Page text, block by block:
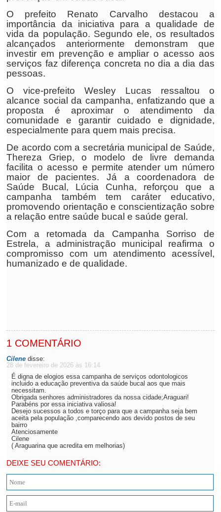
O prefeito Renato Carvalho destacou a
importância da iniciativa para a qualidade de
vida da população. Segundo ele, os resultados
alcançados anteriormente demonstram que
investir em prevenção e ampliar o acesso aos
serviços faz diferença concreta no dia a dia das
pessoas.
O vice-prefeito Wesley Lucas ressaltou o
alcance social da campanha, enfatizando que a
proposta é aproximar o atendimento da
comunidade e garantir cuidado e dignidade,
especialmente para quem mais precisa.
De acordo com a secretária municipal de Saúde,
Thereza Griep, o modelo de livre demanda
facilita o acesso e permite atender um número
maior de pacientes. Já a coordenadora de
Saúde Bucal, Lúcia Cunha, reforçou que a
campanha também tem caráter educativo,
promovendo orientação e conscientização sobre
a relação entre saúde bucal e saúde geral.
Com a retomada da Campanha Sorriso de
Estrela, a administração municipal reafirma o
compromisso com um atendimento acessível,
humanizado e de qualidade.
1 COMENTÁRIO
Cilene disse:
28 de fevereiro de 2026 às 16:14
É digna de elogios essa campanha de serviços odontologicos
incluido a educação preventiva da saúde bucal aos que mais
necessitam.
Obrigada senhores administradores da nossa cidade;Araguari!
Parabéns por essa iniciativa valiosa!
Desejo sucessos a todos e torço para que a campanha seja bem
aceita pela população ,comparecendo aos devido postos de seu
bairro
Atenciosamente
Cilene
( Araguarina que acredita em melhorias)
DEIXE SEU COMENTÁRIO: